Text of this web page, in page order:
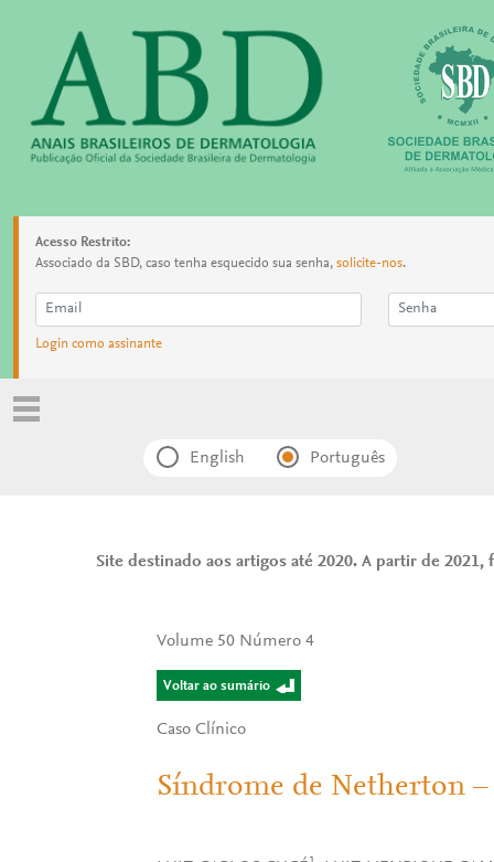
Acesso Restrito:
Associado da SBD, caso tenha esquecido sua senha, solicite-nos.
Login como assinante
English Português
Site destinado aos artigos até 2020. A partir de
Volume 50 Número 4
Voltar ao sumário
Caso Clínico
Síndrome de Netherton –